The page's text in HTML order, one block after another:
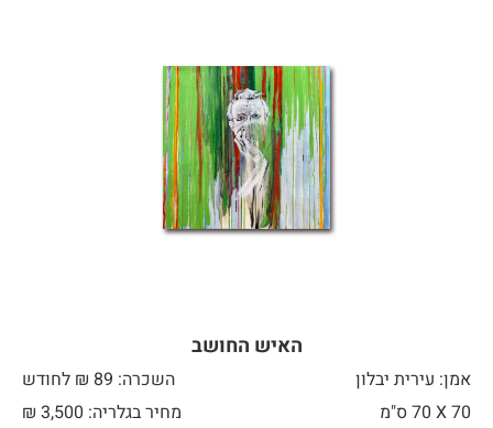
האיש החושב
אמן: עירית יבלון
השכרה: 89 ₪ לחודש
70 X
מחיר בגלריה: 3,500 ₪